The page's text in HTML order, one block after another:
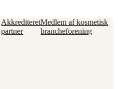
Akkrediteret
partner
Medlem af kosmetisk
brancheforening